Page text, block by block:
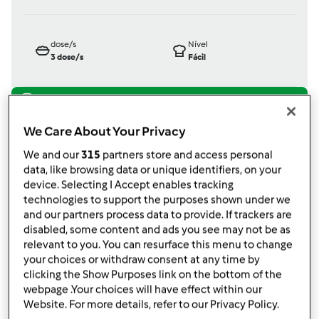
dose/s
3dose/s
Nível
Fácil
TM5
Sandra Lara
published: 24.02.2018
alterado: 25.02.2018
Adicionar às minhas coleções
Partilhar receita
Criar uma variante
We Care About Your Privacy
We and our315 partners store and access personal
data, like browsing data or unique identifiers, on your
device. Selecting I Accept enables tracking
technologies to support the purposes shown under we
and our partners process data to provide. If trackers are
disabled, some content and ads you see may not be as
relevant to you. You can resurface this menu to change
your choices or withdraw consent at any time by
clicking the Show Purposes link on the bottom of the
webpage .Your choices will have effect within our
Website. For more details, refer to our Privacy Policy.